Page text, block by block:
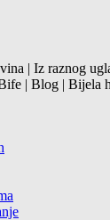
| Iz raznog
| Blog | Bijela